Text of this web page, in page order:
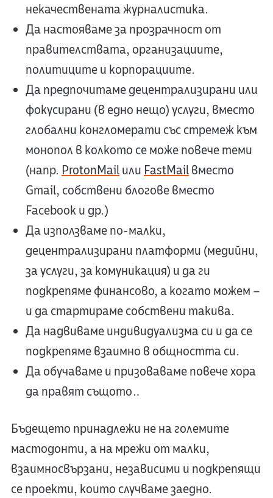
некачествената журналистика.
Да настояваме за прозрачност от
правителствата, организациите,
политиците и корпорациите.
Да предпочитаме децентрализирани или
фокусирани (в едно нещо) услуги, вместо
глобални конгломерати със стремеж към
монопол в колкото се може повече теми
(напр. ProtonMailили FastMailвместо
Gmail, собствени блогове вместо
Facebook и др.)
Да използваме по-малки,
децентрализирани платформи (медийни,
за услуги, за комуникация) и да ги
подкрепяме финансово, а когато можем –
и да стартираме собствени такива.
Да надвиваме индивидуализма си и да се
подкрепяме взаимно в общността си.
Да обучаваме и призоваваме повече хора
да правят същото…
Бъдещето принадлежи не на големите
мастодонти, а на мрежи от малки,
взаимносвързани, независими и подкрепящи
се проекти, които случваме заедно.